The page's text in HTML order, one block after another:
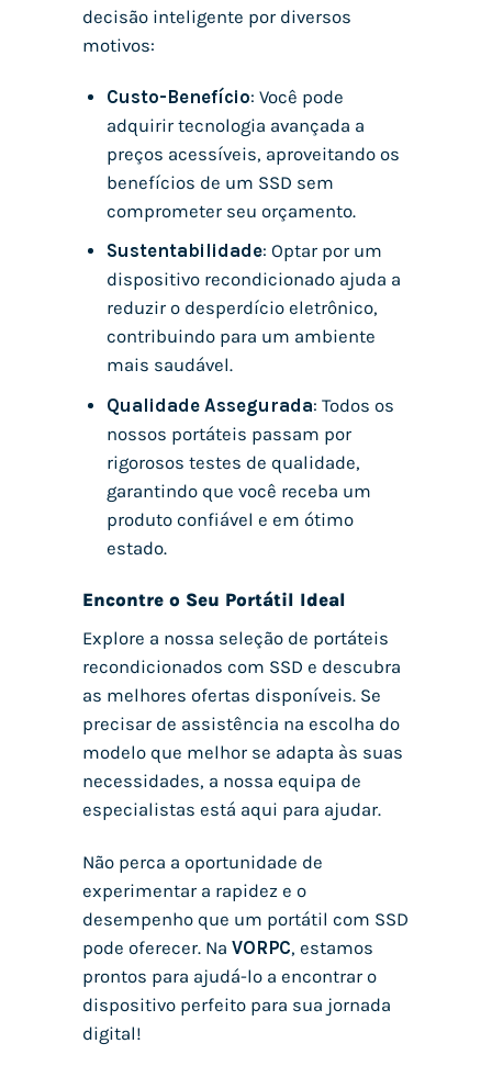
decisão inteligente por diversos
motivos:
Custo-Benefício: Você pode
adquirir tecnologia avançada a
preços acessíveis, aproveitando os
benefícios de um SSD sem
comprometer seu orçamento.
Sustentabilidade: Optar por um
dispositivo recondicionado ajuda a
reduzir o desperdício eletrônico,
contribuindo para um ambiente
mais saudável.
Qualidade Assegurada: Todos os
nossos portáteis passam por
rigorosos testes de qualidade,
garantindo que você receba um
produto confiável e em ótimo
estado.
Encontre o Seu Portátil Ideal
Explore a nossa seleção de portáteis
recondicionados com SSD e descubra
as melhores ofertas disponíveis. Se
precisar de assistência na escolha do
modelo que melhor se adapta às suas
necessidades, a nossa equipa de
especialistas está aqui para ajudar.
Não perca a oportunidade de
experimentar a rapidez e o
desempenho que um portátil com SSD
pode oferecer. Na VORPC, estamos
prontos para ajudá-lo a encontrar o
dispositivo perfeito para sua jornada
digital!